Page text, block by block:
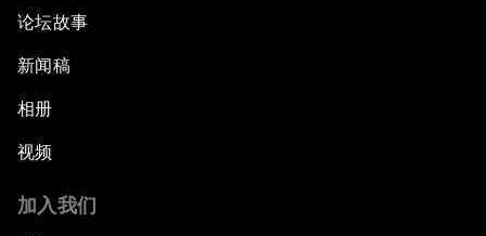
论坛故事
新闻稿
相册
视频
加入我们